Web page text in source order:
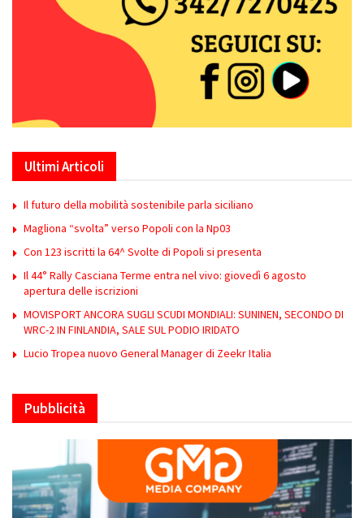
Ultimi Articoli
Il futuro della mobilità sostenibile parla siciliano
Magliona “svolta” verso Popoli con la Np03
Con 123 iscritti la 64^ Svolte di Popoli si presenta
Il 44° Rally Casciana Terme entra nel vivo: giovedì 6 agosto
apertura delle iscrizioni
MOVISPORT ANCORA SUGLI SCUDI MONDIALI: SUNINEN, SECONDO DI
WRC-2 IN FINLANDIA, SALE SUL PODIO IRIDATO
Lucio Tropea nuovo General Manager di Zeekr Italia
Pubblicità